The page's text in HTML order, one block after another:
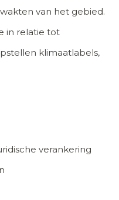
van het gebied.
in relatie tot
klimaatlabels,
verankering